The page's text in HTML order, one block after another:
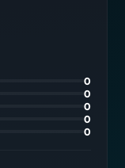
0
0
0
0
0